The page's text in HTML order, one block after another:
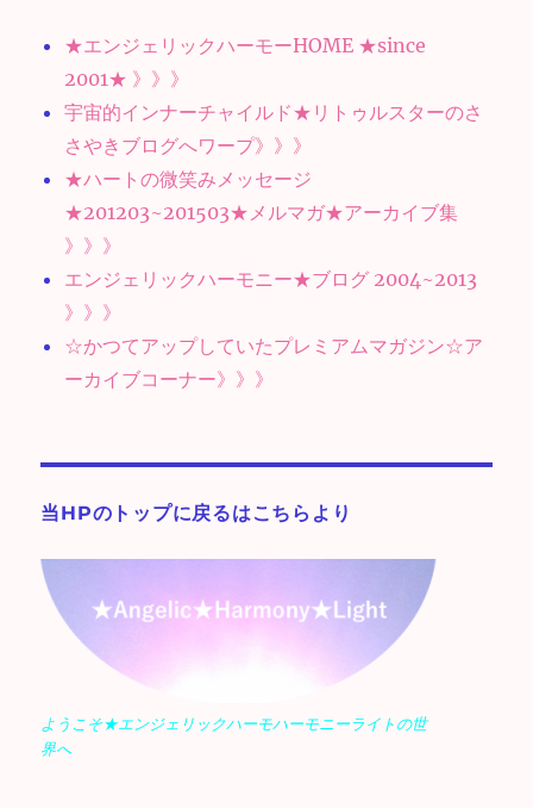
★エンジェリックハーモーHOME ★since
2001★ 》》》
宇宙的インナーチャイルド★リトゥルスターのさ
さやきブログへワープ》》》
★ハートの微笑みメッセージ
★201203~201503★メルマガ★アーカイブ集
》》》
エンジェリックハーモニー★ブログ 2004~2013
》》》
☆かつてアップしていたプレミアムマガジン☆ア
ーカイブコーナー》》》
当HPのトップに戻るはこちらより
ようこそ★エンジェリックハーモハーモニーライトの世
界へ